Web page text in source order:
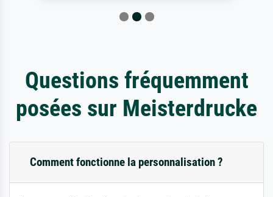
Questions fréquemment
posées sur Meisterdrucke
Comment fonctionne la personnalisation ?